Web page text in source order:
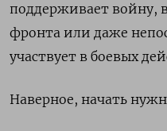
поддерживает войну,
фронта или даже
участвует в боевых
Наверное, начать